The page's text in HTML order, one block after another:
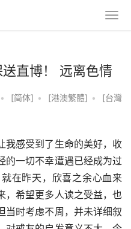
直博！ 远离色情
• [简体] • [港澳繁體] •
[台灣
我感受到了生命的美好，收
的一切不幸遭遇已经成为过
在昨天，欣喜之余心血来
，希望更多人读之受益，也
当时考虑不周，并未详细叙